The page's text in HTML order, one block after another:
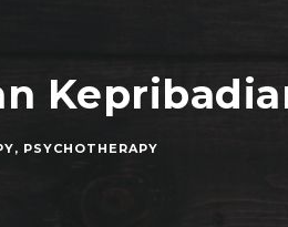
, PSYCHOTHERAPY